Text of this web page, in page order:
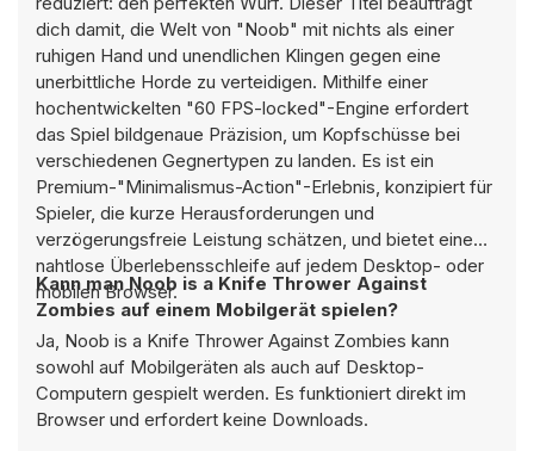
dich damit, die Welt von "Noob" mit nichts als einer
ruhigen Hand und unendlichen Klingen gegen eine
unerbittliche Horde zu verteidigen. Mithilfe einer
hochentwickelten "60 FPS-locked"-Engine erfordert
das Spiel bildgenaue Präzision, um Kopfschüsse bei
verschiedenen Gegnertypen zu landen. Es ist ein
Premium-"Minimalismus-Action"-Erlebnis, konzipiert für
Spieler, die kurze Herausforderungen und
verzögerungsfreie Leistung schätzen, und bietet eine
nahtlose Überlebensschleife auf jedem Desktop- oder
mobilen Browser.
Kann man Noob is a Knife Thrower Against
Zombies auf einem Mobilgerät spielen?
Ja, Noob is a Knife Thrower Against Zombies kann
sowohl auf Mobilgeräten als auch auf Desktop-
Computern gespielt werden. Es funktioniert direkt im
Browser und erfordert keine Downloads.